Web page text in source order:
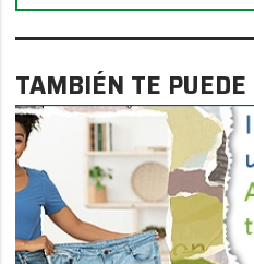
TAMBIÉN TE